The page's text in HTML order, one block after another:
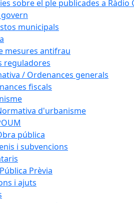
sobre el ple publicades a Ràdio
govern
municipals
mesures antifrau
reguladores
/ Ordenances generals
fiscals
d'urbanisme
pública
i subvencions
Prèvia
i ajuts